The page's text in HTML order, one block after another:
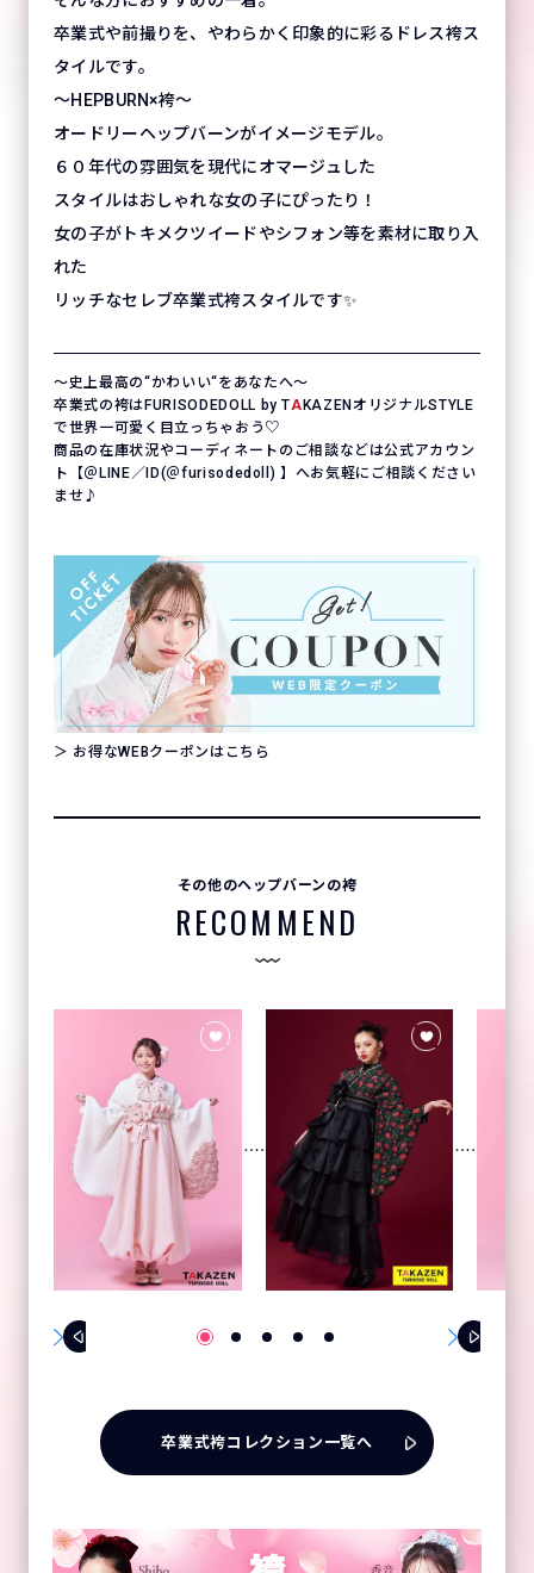
卒業式や前撮りを、やわらかく印象的に彩るドレス袴ス
タイルです。
～HEPBURN×袴～
オードリーヘップバーンがイメージモデル。
６０年代の雰囲気を現代にオマージュした
スタイルはおしゃれな女の子にぴったり！
女の子がトキメクツイードやシフォン等を素材に取り入
れた
リッチなセレブ卒業式袴スタイルです✨
〜史上最高の“かわいい“をあなたへ〜
卒業式の袴はFURISODEDOLL by TAKAZENオリジナルSTYLE
で世界一可愛く目立っちゃおう♡
商品の在庫状況やコーディネートのご相談などは公式アカウン
ト【＠LINE／ID(＠furisodedoll) 】へお気軽にご相談ください
ませ♪
＞ お得なWEBクーポンはこちら
その他のヘップバーンの袴
RECOMMEND
卒業式袴コレクション一覧へ